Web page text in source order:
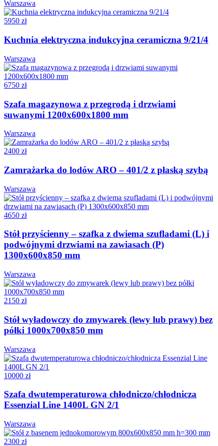
Warszawa
5950 zł
Kuchnia elektryczna indukcyjna ceramiczna 9/21/4
Warszawa
6750 zł
Szafa magazynowa z przegrodą i drzwiami
suwanymi 1200x600x1800 mm
Warszawa
2400 zł
Zamrażarka do lodów ARO – 401/2 z płaską szybą
Warszawa
4650 zł
Stół przyścienny – szafka z dwiema szufladami (L) i
podwójnymi drzwiami na zawiasach (P)
1300x600x850 mm
Warszawa
2150 zł
Stół wyładowczy do zmywarek (lewy lub prawy) bez
półki 1000x700x850 mm
Warszawa
10000 zł
Szafa dwutemperaturowa chłodniczo/chłodnicza
Essenzial Line 1400L GN 2/1
Warszawa
2300 zł